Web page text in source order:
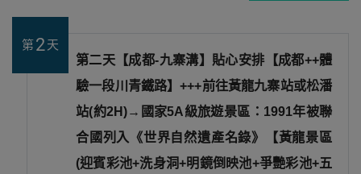
第2天
第二天【成都-九寨溝】貼心安排【成都++體
驗一段川青鐵路】+++前往黃龍九寨站或松潘
站(約2H)→國家5A級旅遊景區：1991年被聯
合國列入《世界自然遺產名錄》【黃龍景區
(迎賓彩池+洗身洞+明鏡倒映池+爭艷彩池+五